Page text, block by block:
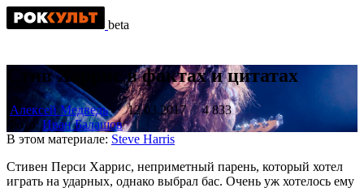
beta
Стив Харрис в фактах и цитатах
Алексей Медведь 12.03.2017
4 833
Фото:Иван Балашов
В этом материале: Steve Harris
Стивен Перси Харрис, неприметный парень, который хотел
играть на ударных, однако выбрал бас. Очень уж хотелось ему